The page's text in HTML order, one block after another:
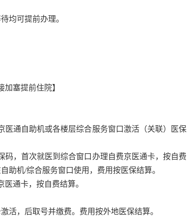
均可提前办理。
塞提前住院】
医通自助机或各楼层综合服务窗口激活（关联）医保
，首次就医到综合窗口办理自费京医通卡，按自费
助机/综合服务窗口使用，费用按医保结算。
通卡，按自费结算。
活，后取号并缴费。费用按外地医保结算。